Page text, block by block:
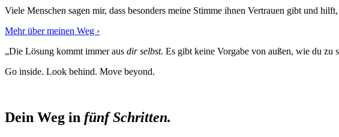
Viele Menschen sagen mir, dass besonders meine Stimme ihnen Vertrauen gibt und
Mehr über meinen Weg ›
„Die Lösung kommt immer aus dir selbst. Es gibt keine Vorgabe von außen, wie du zu
Go inside. Look behind. Move beyond.
Dein Weg in fünf Schritten.